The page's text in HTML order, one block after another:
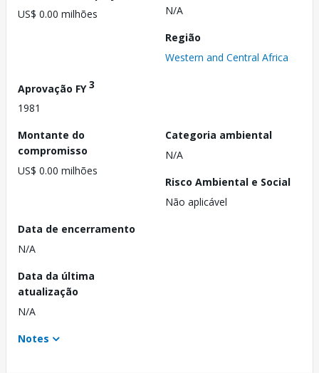
US$ 0.00 milhões
N/A
Região
Western and Central Africa
Aprovação FY3
1981
Montante do
compromisso
US$ 0.00 milhões
Categoria ambiental
N/A
Risco Ambiental e Social
Não aplicável
Data de encerramento
N/A
Data da última
atualização
N/A
Notes